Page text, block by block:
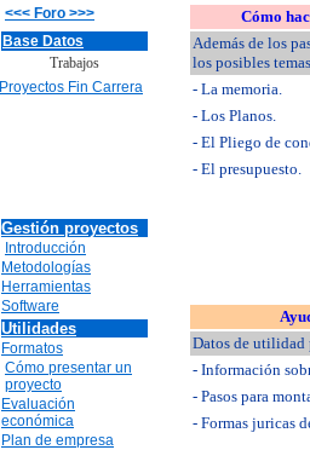
<<< Foro >>>
Base Datos
Trabajos
Proyectos Fin Carrera
Gestión proyectos
Introducción
Metodologías
Herramientas
Software
Utilidades
Formatos
Cómo presentar un
proyecto
Evaluación
económica
Plan de empresa
Cómo
Además de los
los posibles
- La memoria.
- Los Planos.
- El Pliego de
- El presupuesto.
Datos de utilidad
- Información
- Pasos para
- Formas juricas